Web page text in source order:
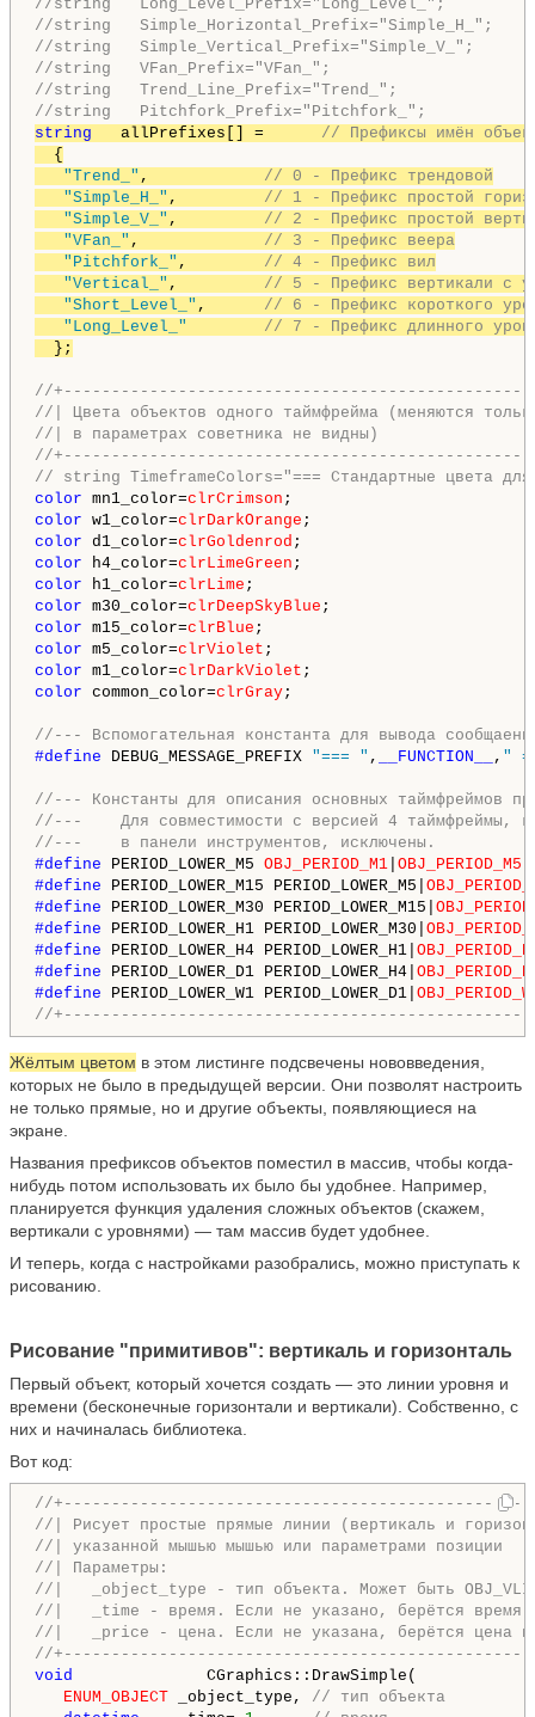
//string   Long_Level_Prefix="Long_Level_";
//string   Simple_Horizontal_Prefix="Simple_H_";
//string   Simple_Vertical_Prefix="Simple_V_";
//string   VFan_Prefix="VFan_";
//string   Trend_Line_Prefix="Trend_";
//string   Pitchfork_Prefix="Pitchfork_";
string allPrefixes[] = // Префиксы имён
{
"Trend_" , // 0 - Префикс трендовой
"Simple_H_" , // 1 - Префикс простой
"Simple_V_" , // 2 - Префикс простой
"VFan_" , // 3 - Префикс веера
"Pitchfork_" , // 4 - Префикс вил
"Vertical_" , // 5 - Префикс вертикали с
"Short_Level_" , // 6 - Префикс короткого
"Long_Level_"
// 7 - Префикс длинного
};
//
//| Цвета объектов одного таймфрейма (меняются
//| в параметрах советника не видны)
//
// string TimeframeColors="=== Стандартные цвета
color mn1_color=clrCrimson
color w1_color=clrDarkOrange
color d1_color=clrGoldenrod
color h4_color=clrLimeGreen
color h1_color=clrLime
color m30_color=clrDeepSkyBlue
color m15_color=clrBlue
color m5_color=clrViolet
color m1_color=clrDarkViolet
color common_color=clrGray;
//--- Вспомогательная константа для вывода
#define DEBUG_MESSAGE_PREFIX "=== " , __FUNCTION__ , "
//--- Константы для описания основных таймфреймов
//---    Для совместимости с версией 4 таймфреймы,
//---
   в панели инструментов, исключены.
#define PERIOD_LOWER_M5 OBJ_PERIOD_M1 OBJ_PERIOD_M5
#define PERIOD_LOWER_M15 PERIOD_LOWER_M5|
#define PERIOD_LOWER_M30 PERIOD_LOWER_M15|
#define PERIOD_LOWER_H1 PERIOD_LOWER_M30|
#define PERIOD_LOWER_H4 PERIOD_LOWER_H1|
#define PERIOD_LOWER_D1 PERIOD_LOWER_H4|
#define PERIOD_LOWER_W1 PERIOD_LOWER_D1|
//
Жёлтым цветом в этом листинге подсвечены нововведения,
которых не было в предыдущей версии. Они позволят настроить
не только прямые, но и другие объекты, появляющиеся на
экране.
Названия префиксов объектов поместил в массив, чтобы когда-
нибудь потом использовать их было бы удобнее. Например,
планируется функция удаления сложных объектов (скажем,
вертикали с уровнями) — там массив будет удобнее.
И теперь, когда с настройками разобрались, можно приступать к
рисованию.
Рисование "примитивов": вертикаль и горизонталь
Первый объект, который хочется создать — это линии уровня и
времени (бесконечные горизонтали и вертикали). Собственно, с
них и начиналась библиотека.
Вот код:
//
//| Рисует простые прямые линии (вертикаль и
//| указанной мышью мышью или параметрами позиции
//|   _object_type - тип объекта. Может быть
//|   _time - время. Если не указано, берётся время
//|   _price - цена. Если не указана, берётся цена
//
void CGraphics::DrawSimple(
ENUM_OBJECT _object_type, // тип объекта